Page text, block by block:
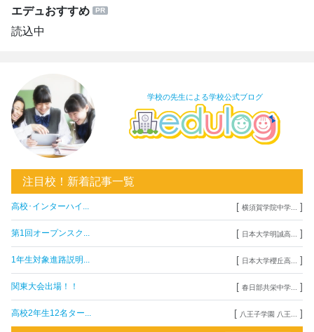
エデュおすすめ
読込中
学校の先生による学校公式ブログ
注目校！新着記事一覧
高校･インターハイ... [ 横須賀学院中学... ]
第1回オープンスク... [ 日本大学明誠高... ]
1年生対象進路説明... [ 日本大学櫻丘高... ]
関東大会出場！！ [ 春日部共栄中学... ]
高校2年生12名ター... [ 八王子学園 八王... ]